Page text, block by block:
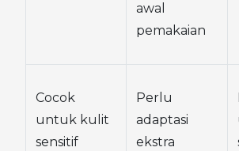
awal
pemakaian
Cocok
untuk kulit
sensitif
Perlu
adaptasi
ekstra